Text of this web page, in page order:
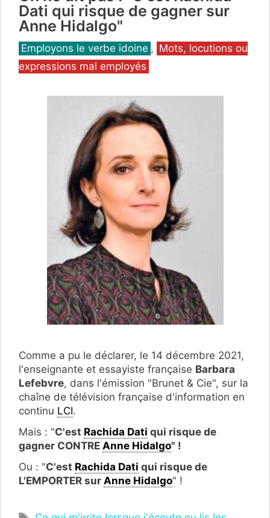
Dati qui risque de gagner sur
Anne Hidalgo"
Catégories
Employons le verbe idoine , Mots, locutions ou
expressions mal employés
Comme a pu le déclarer, le 14 décembre 2021,
l'enseignante et essayiste française Barbara
Lefebvre, dans l'émission "Brunet & Cie", sur la
chaîne de télévision française d'information en
continu LCI.
Mais : "C'est Rachida Dati qui risque de
gagner CONTRE Anne Hidalgo" !
Ou : "C'est Rachida Dati qui risque de
L'EMPORTER sur Anne Hidalgo" !
Étiquettes